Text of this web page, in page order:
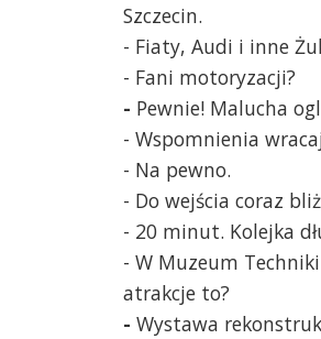
Szczecin.
- Fiaty, Audi i inne
- Fani motoryzacji?
- Pewnie! Malucha
- Wspomnienia
- Na pewno.
- Do wejścia coraz
- 20 minut. Kolejka
- W Muzeum
atrakcje to?
- Wystawa